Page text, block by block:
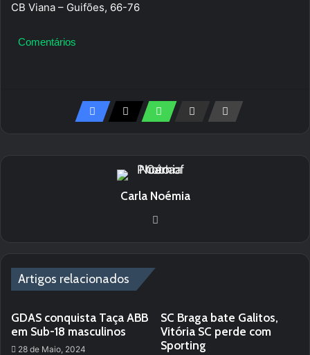
CB Viana – Guifões, 66-76
Comentários
Carla Noémia
Artigos relacionados
GDAS conquista Taça ABB
em Sub-18 masculinos
28 de Maio, 2024
SC Braga bate Galitos,
Vitória SC perde com
Sporting